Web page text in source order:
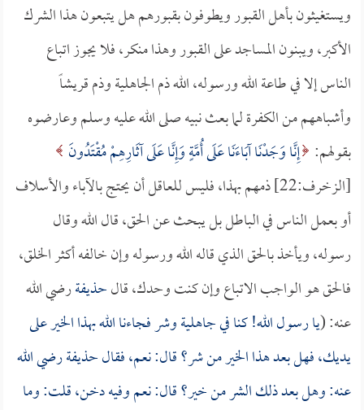
ويستغيثون بأهل القبور ويطوفون بقبورهم هل يتبعون هذا الشرك
الأكبر، ويبنون المساجد على القبور وهذا منكر، فلا يجوز اتباع
الناس إلا في طاعة الله ورسوله، الله ذم الجاهلية وذم قريشاً
وأشباههم من الكفرة لما بعث نبيه صلى الله عليه وسلم وعارضوه
بقولهم: إِنَّا وَجَدْنَا آبَاءَنَا عَلَى أُمَّةٍ وَإِنَّا عَلَى آثَارِهِمْ مُقْتَدُونَ
[الزخرف:22] ذمهم بهذا، فليس للعاقل أن يحتج بالآباء والأسلاف
أو بعمل الناس في الباطل بل يبحث عن الحق، قال الله وقال
رسوله، ويأخذ بالحق الذي قاله الله ورسوله وإن خالفه أكثر الخلق،
فالحق هو الواجب الاتباع وإن كنت وحدك، قالحذيفةرضي الله
عنه: (يا رسول الله! كنا في جاهلية وشر فجاءنا الله بهذا الخير على
يديك، فهل بعد هذا الخير من شر؟ قال: نعم، فقالحذيفةرضي الله
عنه: وهل بعد ذلك الشر من خير؟ قال: نعم وفيه دخن، قلت: وما